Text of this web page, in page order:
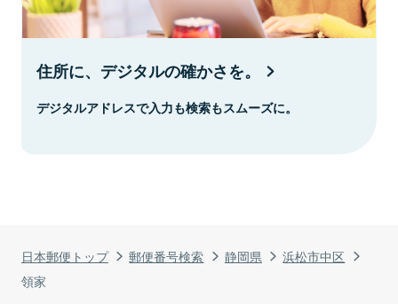
日本郵便トップ 郵便番号検索 静岡県
浜松市中区
領家
住所に、デジタルの確かさを。
デジタルアドレスで入力も検索もスムーズに。